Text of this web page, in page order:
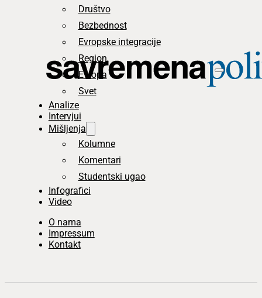
Društvo
Bezbednost
Evropske integracije
Region
Evropa
Svet
Analize
Intervjui
Mišljenja
Kolumne
Komentari
Studentski ugao
Infografici
Video
O nama
Impressum
Kontakt